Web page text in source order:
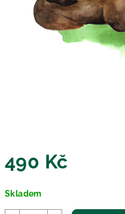
490 Kč
cena:
Skladem